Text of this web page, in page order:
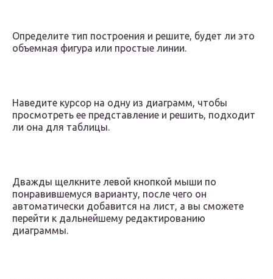
Определите тип построения и решите, будет ли это
объемная фигура или простые линии.
Наведите курсор на одну из диаграмм, чтобы
просмотреть ее представление и решить, подходит
ли она для таблицы.
Дважды щелкните левой кнопкой мыши по
понравившемуся варианту, после чего он
автоматически добавится на лист, а вы сможете
перейти к дальнейшему редактированию
диаграммы.